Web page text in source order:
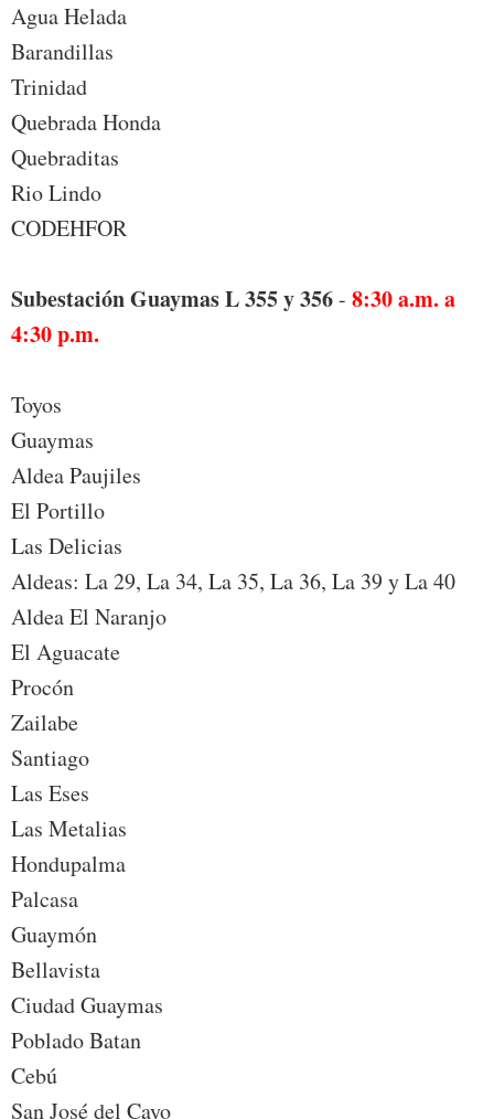
Agua Helada
Barandillas
Trinidad
Quebrada Honda
Quebraditas
Rio Lindo
CODEHFOR
Subestación Guaymas L 355 y 356- 8:30 a.m. a
4:30 p.m.
Toyos
Guaymas
Aldea Paujiles
El Portillo
Las Delicias
Aldeas: La 29, La 34, La 35, La 36, La 39 y La 40
Aldea El Naranjo
El Aguacate
Procón
Zailabe
Santiago
Las Eses
Las Metalias
Hondupalma
Palcasa
Guaymón
Bellavista
Ciudad Guaymas
Poblado Batan
Cebú
San José del Cayo